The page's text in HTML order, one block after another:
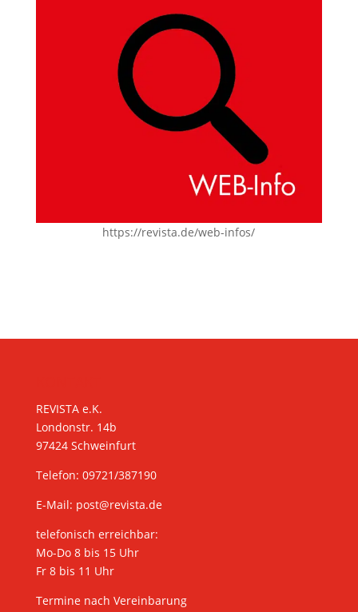
https://revista.de/web-infos/
REVISTA e.K.
Londonstr. 14b
97424 Schweinfurt
Telefon: 09721/387190
E-Mail: post@revista.de
telefonisch erreichbar:
Mo-Do 8 bis 15 Uhr
Fr 8 bis 11 Uhr
Termine nach Vereinbarung